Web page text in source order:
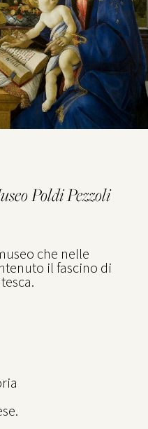
Poldi Pezzoli
che nelle
il fascino di